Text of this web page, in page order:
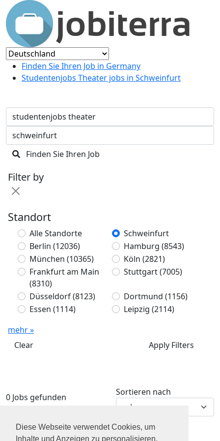
Diese Webseite verwendet Cookies, um
Inhalte und Anzeigen zu personalisieren,
Finden Sie Ihren Job in Germany
Studentenjobs Theater jobs in Schweinfurt
Finden Sie Ihren Job
Filter by
Standort
Alle Standorte
Schweinfurt
Berlin (12036) Hamburg (8543)
München (10365) Köln (2821)
Frankfurt am Main
(8310)
Stuttgart(7005)
Düsseldorf(8123) Dortmund (1156)
Essen (1114) Leipzig (2114)
mehr »
Clear
Apply Filters
0 Jobs gefunden Sortieren nach